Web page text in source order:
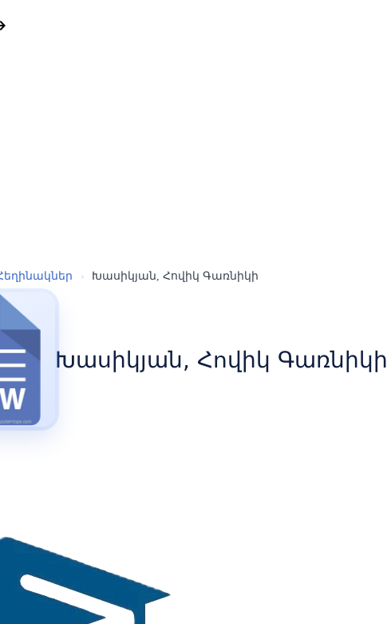
› Խասիկյան, Հովիկ Գառնիկի
Խասիկյան, Հովիկ Գառնիկի